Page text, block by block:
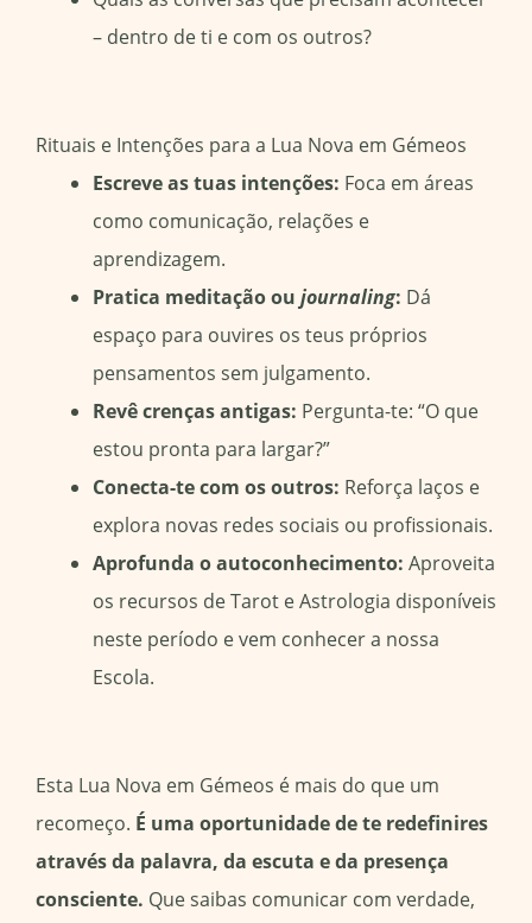
– dentro de ti e com os outros?
Rituais e Intenções para a Lua Nova em Gémeos
Escreve as tuas intenções: Foca em áreas
como comunicação, relações e
aprendizagem.
Pratica meditação ou journaling: Dá
espaço para ouvires os teus próprios
pensamentos sem julgamento.
Revê crenças antigas: Pergunta-te: “O que
estou pronta para largar?”
Conecta-te com os outros: Reforça laços e
explora novas redes sociais ou profissionais.
Aprofunda o autoconhecimento: Aproveita
os recursos de Tarot e Astrologia disponíveis
neste período e vem conhecer a nossa
Escola.
Esta Lua Nova em Gémeos é mais do que um
recomeço. É uma oportunidade de te redefinires
através da palavra, da escuta e da presença
consciente. Que saibas comunicar com verdade,